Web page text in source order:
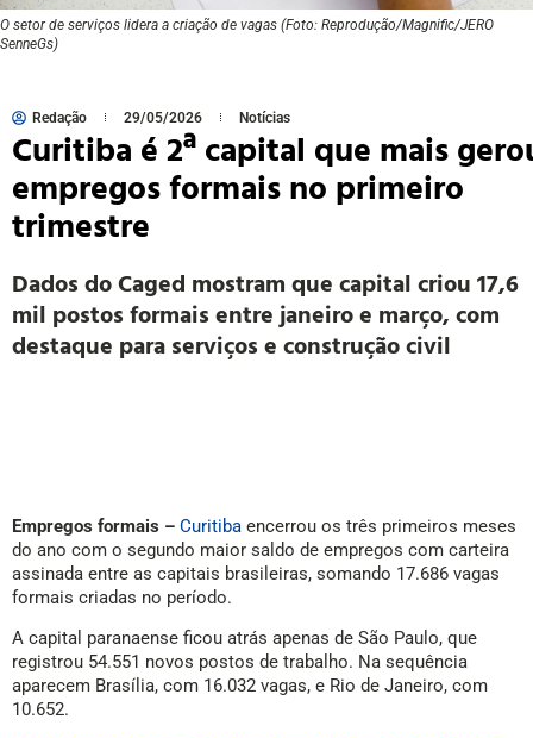
O setor de serviços lidera a criação de vagas (Foto: Reprodução/Magnific/JERO
SenneGs)
Redação 29/05/2026 Notícias
Curitiba é 2ª capital que mais
empregos formais no primeiro
trimestre
Dados do Caged mostram que capital criou 17,6
mil postos formais entre janeiro e março, com
destaque para serviços e construção civil
Empregos formais – Curitiba encerrou os três primeiros meses
do ano com o segundo maior saldo de empregos com carteira
assinada entre as capitais brasileiras, somando 17.686 vagas
formais criadas no período.
A capital paranaense ficou atrás apenas de São Paulo, que
registrou 54.551 novos postos de trabalho. Na sequência
aparecem Brasília, com 16.032 vagas, e Rio de Janeiro, com
10.652.